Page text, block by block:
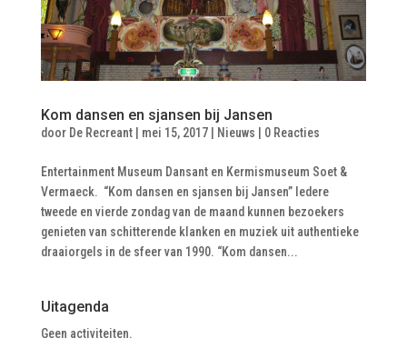
Kom dansen en sjansen bij Jansen
door De Recreant| mei 15, 2017| Nieuws 0 Reacties
Entertainment Museum Dansant en Kermismuseum Soet &
Vermaeck. “Kom dansen en sjansen bij Jansen” Iedere
tweede en vierde zondag van de maand kunnen bezoekers
genieten van schitterende klanken en muziek uit authentieke
draaiorgels in de sfeer van 1990. “Kom dansen...
Uitagenda
Geen activiteiten.